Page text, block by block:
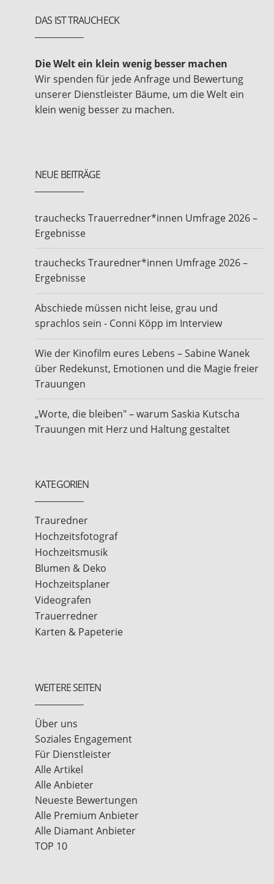
DAS IST TRAUCHECK
Die Welt ein klein wenig besser machen
Wir spenden für jede Anfrage und Bewertung
unserer Dienstleister Bäume, um die Welt ein
klein wenig besser zu machen.
NEUE BEITRÄGE
trauchecks Trauerredner*innen Umfrage 2026 –
Ergebnisse
trauchecks Trauredner*innen Umfrage 2026 –
Ergebnisse
Abschiede müssen nicht leise, grau und
sprachlos sein - Conni Köpp im Interview
Wie der Kinofilm eures Lebens – Sabine Wanek
über Redekunst, Emotionen und die Magie freier
Trauungen
„Worte, die bleiben" – warum Saskia Kutscha
Trauungen mit Herz und Haltung gestaltet
KATEGORIEN
Trauredner
Hochzeitsfotograf
Hochzeitsmusik
Blumen & Deko
Hochzeitsplaner
Videografen
Trauerredner
Karten & Papeterie
WEITERE SEITEN
Über uns
Soziales Engagement
Für Dienstleister
Alle Artikel
Alle Anbieter
Neueste Bewertungen
Alle Premium Anbieter
Alle Diamant Anbieter
TOP 10